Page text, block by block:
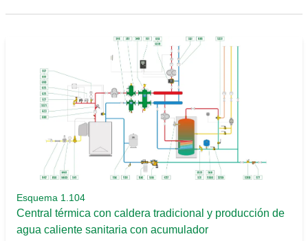
Esquema 1.104
Central térmica con caldera tradicional y producción de
agua caliente sanitaria con acumulador